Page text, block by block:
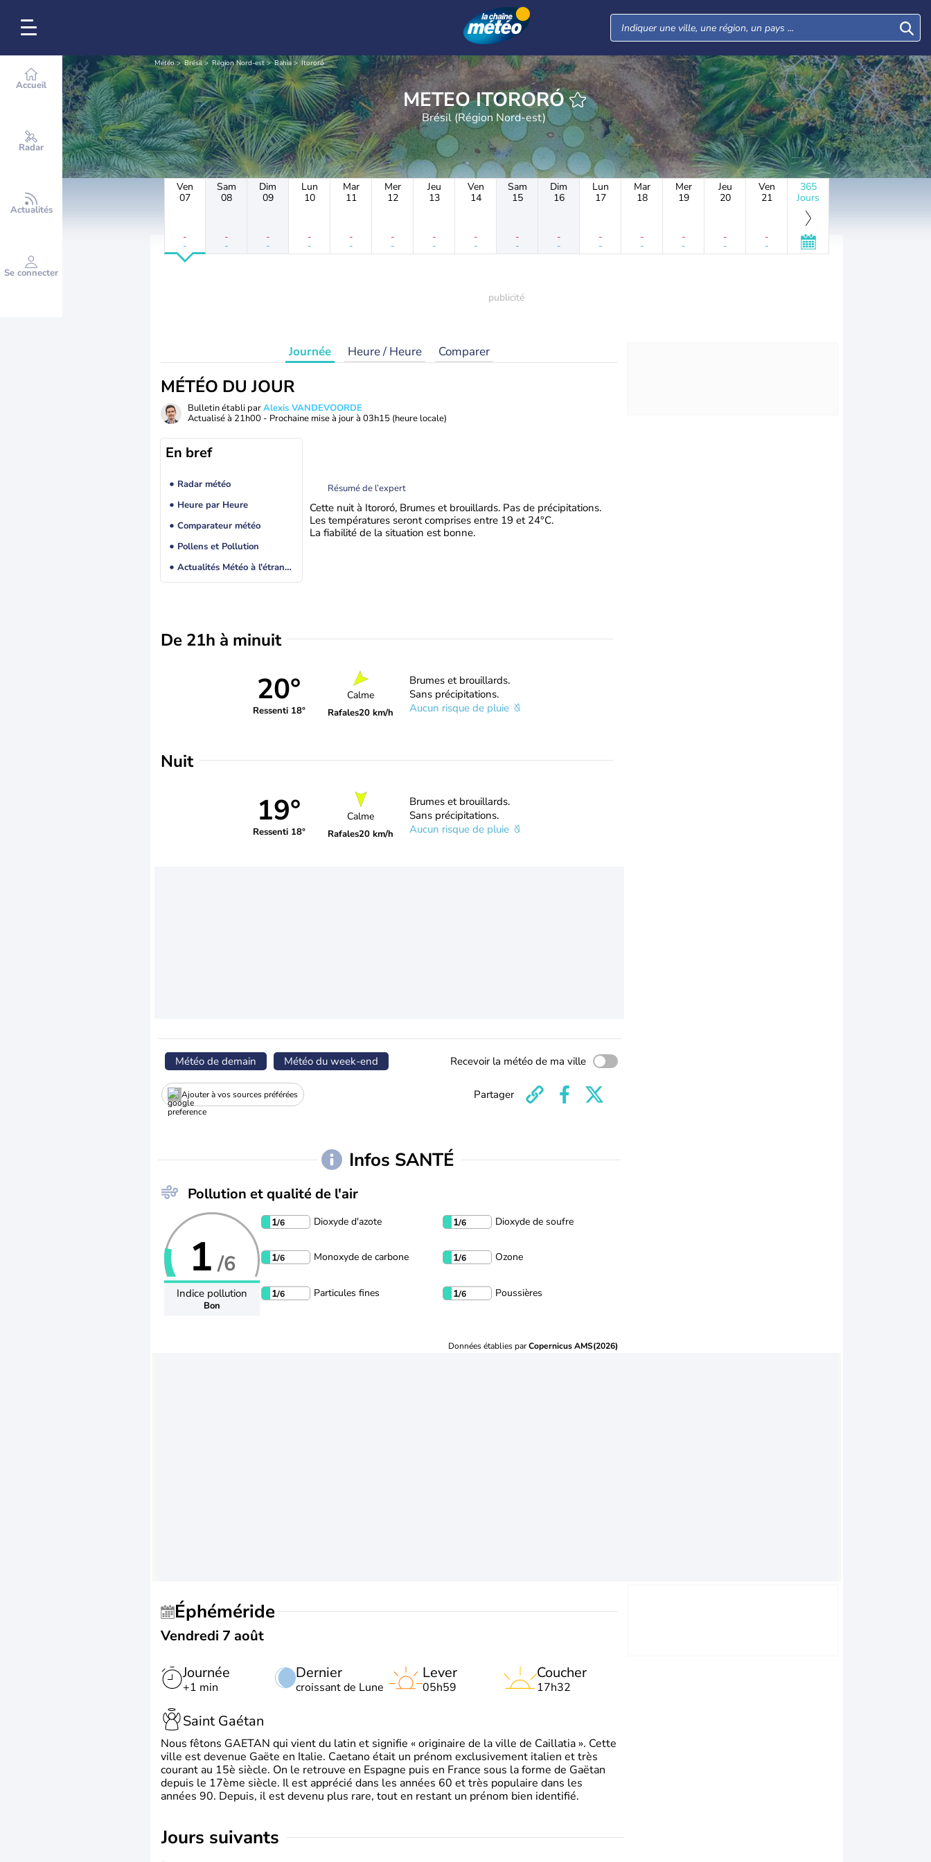
Accueil
Radar
Actualités
Se connecter
Météo Brésil Région Nord-est Bahia Itororó
METEO ITORORÓ
Brésil (Région Nord-est)
Ven
07
-
-
Sam
08
-
-
Dim
09
-
-
Lun
10
-
-
Mar
11
-
-
Mer
12
-
-
Jeu
13
-
-
Ven
14
-
-
Sam
15
-
-
Dim
16
-
-
Lun
17
-
-
Mar
18
-
-
Mer
19
-
-
Jeu
20
-
-
Ven
21
-
-
365
Jours
Journée Heure / Heure Comparer
MÉTÉO DU JOUR
Bulletin établi parAlexis VANDEVOORDE
Actualisé à 21h00 - Prochaine mise à jour à 03h15 (heure locale)
En bref
Radar météo
Heure par Heure
Comparateur météo
Pollens et Pollution
Actualités Météo à l'étranger
Résumé de l’expert
Cette nuit à Itororó, Brumes et brouillards. Pas de précipitations.
Les températures seront comprises entre 19 et 24°C.
La fiabilité de la situation est bonne.
De 21h à minuit
20°
Ressenti 18°
Calme
Rafales20 km/h
Brumes et brouillards.
Sans précipitations.
Aucun risque de pluie
Nuit
19°
Ressenti 18°
Calme
Rafales20 km/h
Brumes et brouillards.
Sans précipitations.
Aucun risque de pluie
Météo de demain Météo du week-end Recevoir la météo de ma ville
Ajouter à vos sources préférées Partager
Infos SANTÉ
Pollution et qualité de l'air
1 /6
Indice pollution
Bon
1/6 Dioxyde d'azote 1/6 Dioxyde de soufre
1/6 Monoxyde de carbone 1/6 Ozone
1/6 Particules fines 1/6 Poussières
Données établies parCopernicus AMS(2026)
Éphéméride
Vendredi 7 août
Journée
+1 min
Dernier
croissant de Lune
Lever
05h59
Coucher
17h32
Saint Gaétan
Nous fêtons GAETAN qui vient du latin et signifie « originaire de la ville de Caillatia ». Cette
ville est devenue Gaëte en Italie. Caetano était un prénom exclusivement italien et très
courant au 15è siècle. On le retrouve en Espagne puis en France sous la forme de Gaëtan
depuis le 17ème siècle. Il est apprécié dans les années 60 et très populaire dans les
années 90. Depuis, il est devenu plus rare, tout en restant un prénom bien identifié.
jours suivants